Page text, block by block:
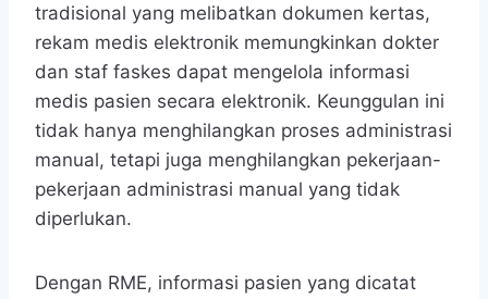
tradisional yang melibatkan dokumen kertas,
rekam medis elektronik memungkinkan dokter
dan staf faskes dapat mengelola informasi
medis pasien secara elektronik. Keunggulan ini
tidak hanya menghilangkan proses administrasi
manual, tetapi juga menghilangkan pekerjaan-
pekerjaan administrasi manual yang tidak
diperlukan.
Dengan RME, informasi pasien yang dicatat